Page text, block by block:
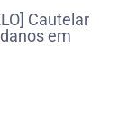
Cautelar
em